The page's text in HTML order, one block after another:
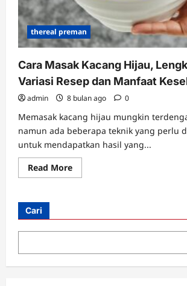
thereal preman
Cara Masak Kacang Hijau,
Variasi Resep dan Manfaat
admin 8 bulan ago 0
Memasak kacang hijau mungkin
namun ada beberapa teknik yang perlu
untuk mendapatkan hasil yang...
Read MoreRead
more
Hijau,
dengan
Resep
Manfaat
Cari